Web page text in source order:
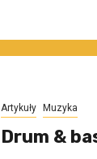
Artykuły Muzyka
Drum &